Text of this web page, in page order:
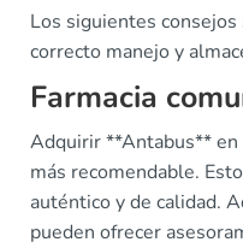
Los siguientes
correcto manejo y
Farmacia
Adquirir **Antabus** en
más recomendable.
auténtico y de calidad.
pueden ofrecer